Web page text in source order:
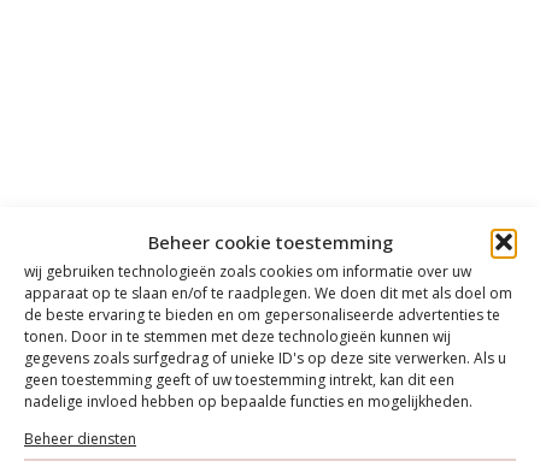
Beheer cookie toestemming
wij gebruiken technologieën zoals cookies om informatie over uw
apparaat op te slaan en/of te raadplegen. We doen dit met als doel om
de beste ervaring te bieden en om gepersonaliseerde advertenties te
tonen. Door in te stemmen met deze technologieën kunnen wij
gegevens zoals surfgedrag of unieke ID's op deze site verwerken. Als u
geen toestemming geeft of uw toestemming intrekt, kan dit een
nadelige invloed hebben op bepaalde functies en mogelijkheden.
Beheer diensten